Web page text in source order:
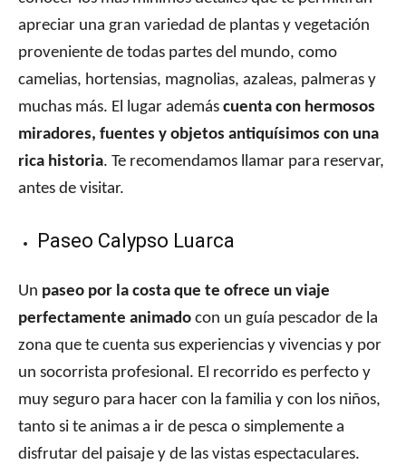
apreciar una gran variedad de plantas y vegetación
proveniente de todas partes del mundo, como
camelias, hortensias, magnolias, azaleas, palmeras y
muchas más. El lugar además cuenta con hermosos
miradores, fuentes y objetos antiquísimos con una
rica historia. Te recomendamos llamar para reservar,
antes de visitar.
Paseo Calypso Luarca
Un paseo por la costa que te ofrece un viaje
perfectamente animado con un guía pescador de la
zona que te cuenta sus experiencias y vivencias y por
un socorrista profesional. El recorrido es perfecto y
muy seguro para hacer con la familia y con los niños,
tanto si te animas a ir de pesca o simplemente a
disfrutar del paisaje y de las vistas espectaculares.